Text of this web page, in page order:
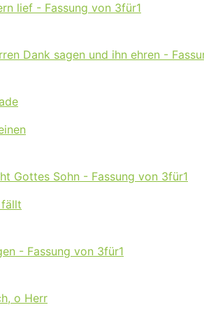
lief - Fassung von 3für1
Dank sagen und ihn ehren -
Gottes Sohn - Fassung von 3für1
fällt
- Fassung von 3für1
o Herr